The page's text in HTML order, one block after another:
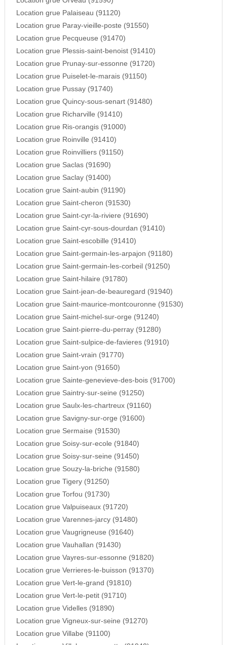
Location grue Palaiseau (91120)
Location grue Paray-vieille-poste (91550)
Location grue Pecqueuse (91470)
Location grue Plessis-saint-benoist (91410)
Location grue Prunay-sur-essonne (91720)
Location grue Puiselet-le-marais (91150)
Location grue Pussay (91740)
Location grue Quincy-sous-senart (91480)
Location grue Richarville (91410)
Location grue Ris-orangis (91000)
Location grue Roinville (91410)
Location grue Roinvilliers (91150)
Location grue Saclas (91690)
Location grue Saclay (91400)
Location grue Saint-aubin (91190)
Location grue Saint-cheron (91530)
Location grue Saint-cyr-la-riviere (91690)
Location grue Saint-cyr-sous-dourdan (91410)
Location grue Saint-escobille (91410)
Location grue Saint-germain-les-arpajon (91180)
Location grue Saint-germain-les-corbeil (91250)
Location grue Saint-hilaire (91780)
Location grue Saint-jean-de-beauregard (91940)
Location grue Saint-maurice-montcouronne (91530)
Location grue Saint-michel-sur-orge (91240)
Location grue Saint-pierre-du-perray (91280)
Location grue Saint-sulpice-de-favieres (91910)
Location grue Saint-vrain (91770)
Location grue Saint-yon (91650)
Location grue Sainte-genevieve-des-bois (91700)
Location grue Saintry-sur-seine (91250)
Location grue Saulx-les-chartreux (91160)
Location grue Savigny-sur-orge (91600)
Location grue Sermaise (91530)
Location grue Soisy-sur-ecole (91840)
Location grue Soisy-sur-seine (91450)
Location grue Souzy-la-briche (91580)
Location grue Tigery (91250)
Location grue Torfou (91730)
Location grue Valpuiseaux (91720)
Location grue Varennes-jarcy (91480)
Location grue Vaugrigneuse (91640)
Location grue Vauhallan (91430)
Location grue Vayres-sur-essonne (91820)
Location grue Verrieres-le-buisson (91370)
Location grue Vert-le-grand (91810)
Location grue Vert-le-petit (91710)
Location grue Videlles (91890)
Location grue Vigneux-sur-seine (91270)
Location grue Villabe (91100)